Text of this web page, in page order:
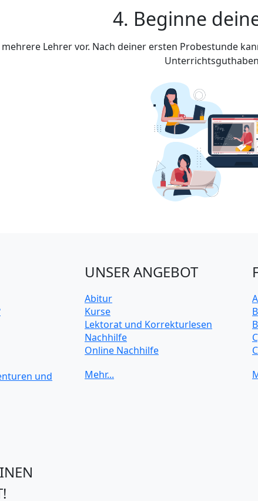
4. Beginne
Lehrer vor. Nach deiner ersten Probestunde
und
UNSER ANGEBOT
Abitur
Kurse
Lektorat und Korrekturlesen
Nachhilfe
Online Nachhilfe